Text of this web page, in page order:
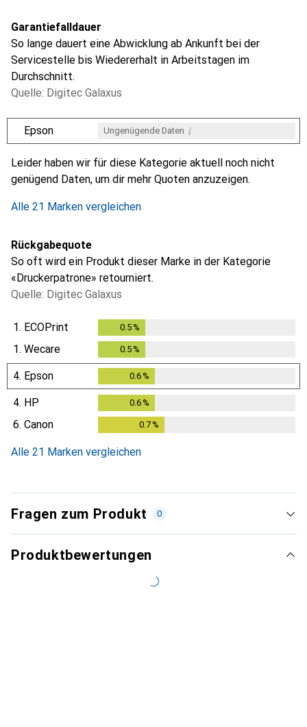
Garantiefalldauer
So lange dauert eine Abwicklung ab Ankunft bei der
Servicestelle bis Wiedererhalt in Arbeitstagen im
Durchschnitt.
Quelle: Digitec Galaxus
Epson Ungenügende Daten i
Leider haben wir für diese Kategorie aktuell noch nicht
genügend Daten, um dir mehr Quoten anzuzeigen.
Alle 21 Marken vergleichen
Rückgabequote
So oft wird ein Produkt dieser Marke in der Kategorie
«Druckerpatrone» retourniert.
Quelle: Digitec Galaxus
1. ECOPrint 0.5 %
1. Wecare 0.5 %
4. Epson 0.6 %
4. HP 0.6 %
6. Canon 0.7 %
Alle 21 Marken vergleichen
Fragen zum Produkt 0
Produktbewertungen